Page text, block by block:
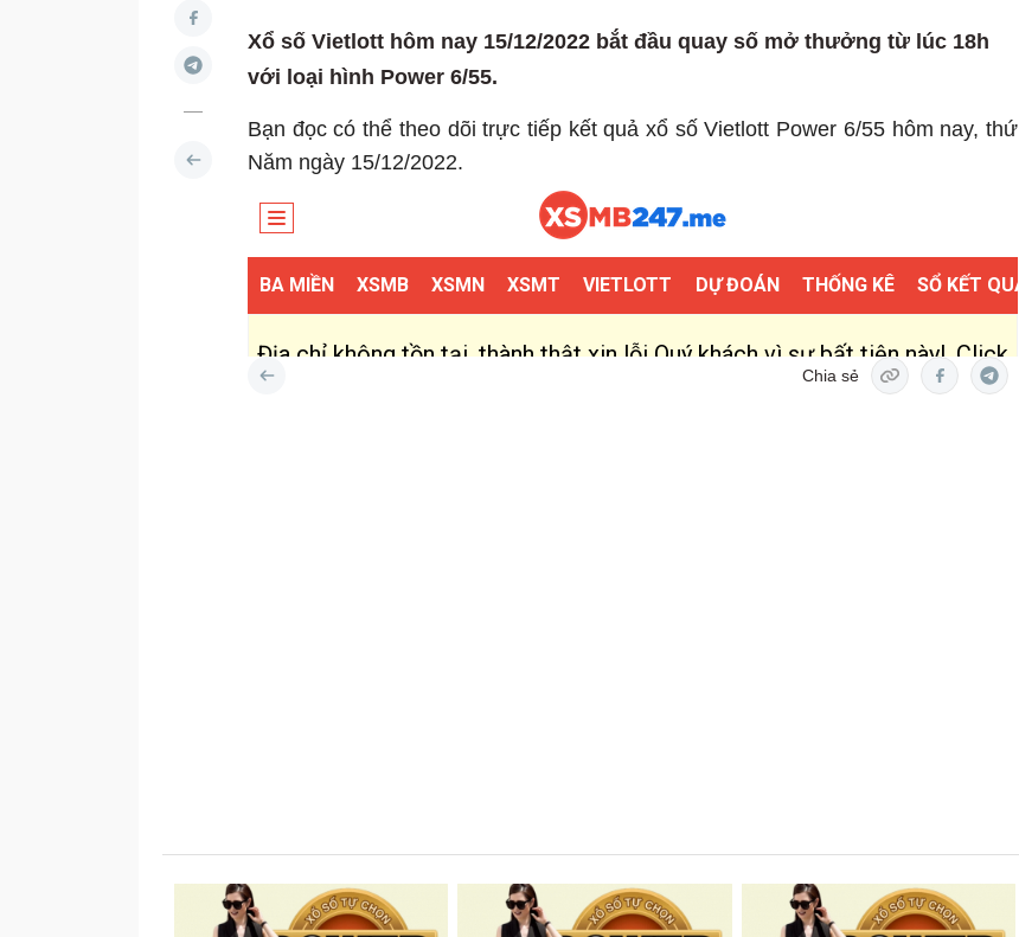
Xổ số Vietlott hôm nay 15/12/2022 bắt đầu quay số mở thưởng từ lúc 18h
với loại hình Power 6/55.
Bạn đọc có thể theo dõi trực tiếp kết quả xổ số Vietlott Power 6/55 hôm nay, thứ
Năm ngày 15/12/2022.
Chia sẻ